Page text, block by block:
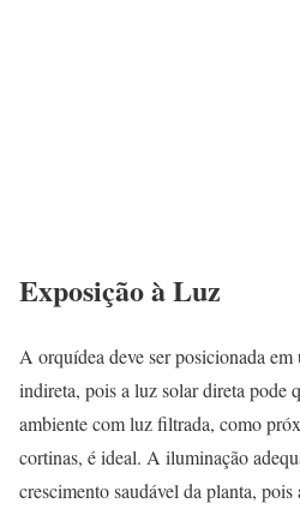
Exposição à Luz
A orquídea deve ser posicionada
indireta, pois a luz solar direta pode
ambiente com luz filtrada, como
cortinas, é ideal. A iluminação
crescimento saudável da planta,